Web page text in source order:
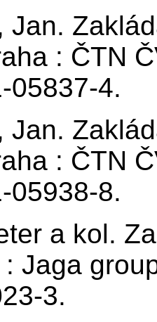
Jan.
: ČTN
05837-4.
Jan.
: ČTN
05938-8.
a kol.
Jaga
3.